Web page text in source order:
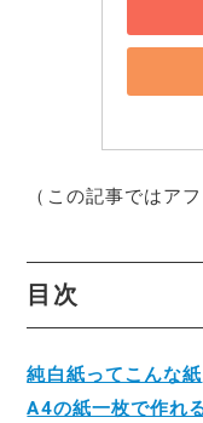
（この記事ではア
目次
純白紙ってこんな紙
A4の紙一枚で作れ